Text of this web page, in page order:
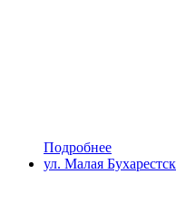
Подробнее
ул. Малая